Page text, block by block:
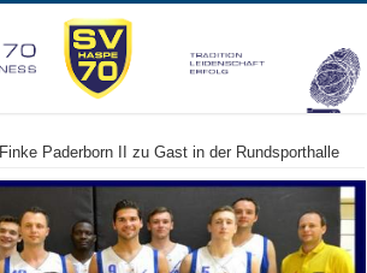
Finke Paderborn II zu Gast in der Rundsporthalle